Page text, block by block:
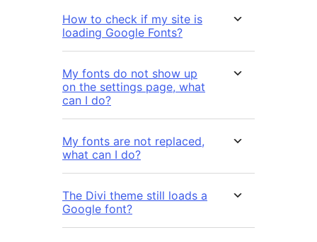
How to check if my site is
loading Google Fonts?
My fonts do not show up
on the settings page, what
can I do?
My fonts are not replaced,
what can I do?
The Divi theme still loads a
Google font?